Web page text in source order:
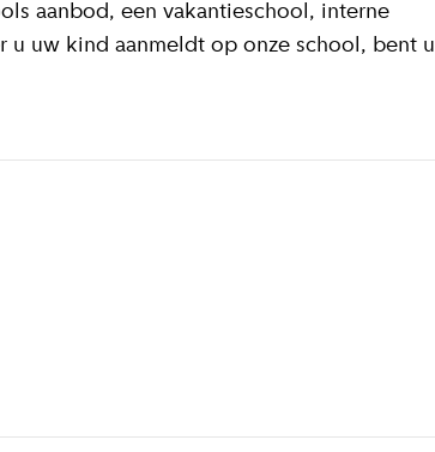
aanbod, een vakantieschool, interne
u uw kind aanmeldt op onze school, bent u